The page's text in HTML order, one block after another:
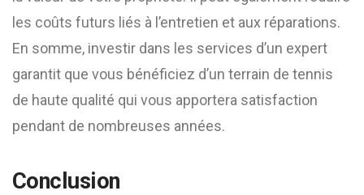
les coûts futurs liés à l’entretien et aux réparations.
En somme, investir dans les services d’un expert
garantit que vous bénéficiez d’un terrain de tennis
de haute qualité qui vous apportera satisfaction
pendant de nombreuses années.
Conclusion